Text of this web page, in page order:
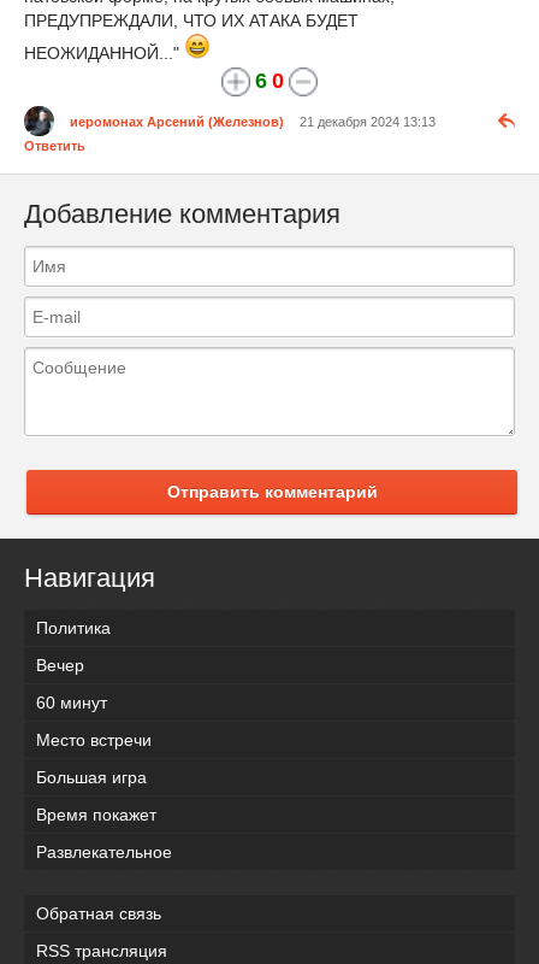
ПРЕДУПРЕЖДАЛИ, ЧТО ИХ АТАКА БУДЕТ
НЕОЖИДАННОЙ..."
6 0
иеромонах Арсений (Железнов)
21 декабря 2024 13:13
Ответить
Добавление комментария
Отправить комментарий
Навигация
Политика
Вечер
60 минут
Место встречи
Большая игра
Время покажет
Развлекательное
Обратная связь
RSS трансляция